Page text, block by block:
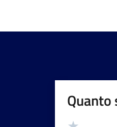
Quanto
Valutazione